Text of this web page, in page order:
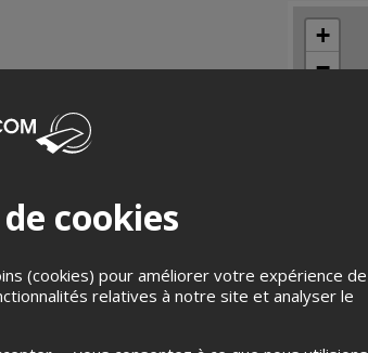
+
−
cookies
(cookies) pour améliorer votre expérience de
relatives à notre site et analyser le